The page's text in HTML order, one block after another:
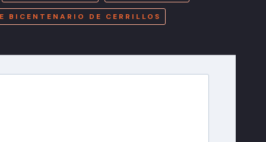
BICENTENARIO DE CERRILLOS